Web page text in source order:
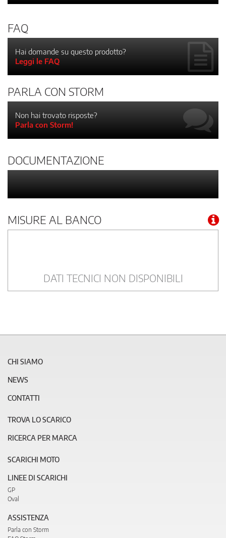
FAQ
Hai domande su questo prodotto?
Leggi le FAQ
PARLA CON STORM
Non hai trovato risposte?
Parla con Storm!
DOCUMENTAZIONE
MISURE AL BANCO
DATI TECNICI NON DISPONIBILI
CHI SIAMO
NEWS
CONTATTI
TROVA LO SCARICO
RICERCA PER MARCA
SCARICHI MOTO
LINEE DI SCARICHI
GP
Oval
ASSISTENZA
Parla con Storm